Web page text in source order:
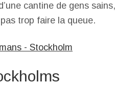
cantine de gens
trop faire la queue.